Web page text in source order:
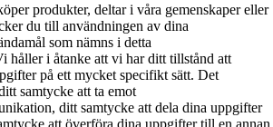
produkter, deltar i våra gemenskaper eller
du till användningen av dina
som nämns i detta
håller i åtanke att vi har ditt tillstånd att
på ett mycket specifikt sätt. Det
samtycke att ta emot
ditt samtycke att dela dina uppgifter
att överföra dina uppgifter till en annan